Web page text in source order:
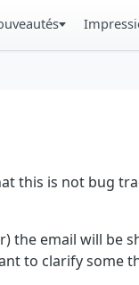
this is not bug
email will be
to clarify some